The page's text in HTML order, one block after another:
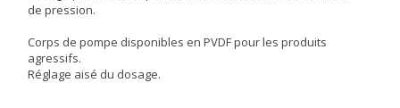
de pression.
Corps de pompe disponibles en PVDF pour les produits
agressifs.
Réglage aisé du dosage.